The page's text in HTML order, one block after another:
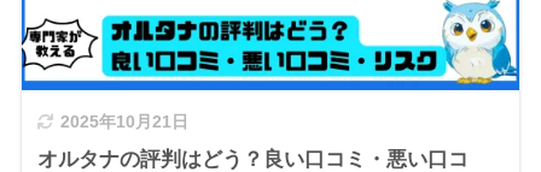
2025年10月21日
オルタナの評判はどう？良い口コミ・悪い口コ